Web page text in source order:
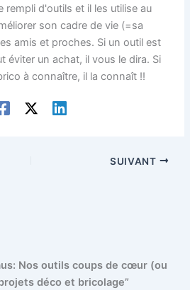
rempli d'outils et il les utilise au
son cadre de vie (=sa
amis et proches. Si un outil est
éviter un achat, il vous le dira. Si
à connaître, il la connaît !!
SUIVANT
Nos outils coups de cœur (ou
déco et bricolage”